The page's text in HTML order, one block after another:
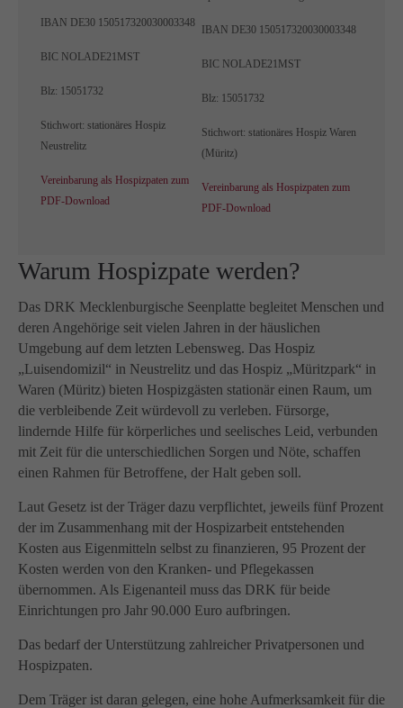
IBAN DE30 150517320030003348
BIC NOLADE21MST
Blz: 15051732
Stichwort: stationäres Hospiz
Neustrelitz
Vereinbarung als Hospizpaten zum
PDF-Download
IBAN DE30 150517320030003348
BIC NOLADE21MST
Blz: 15051732
Stichwort: stationäres Hospiz Waren
(Müritz)
Vereinbarung als Hospizpaten zum
PDF-Download
Warum Hospizpate werden?
Das DRK Mecklenburgische Seenplatte begleitet Menschen und
deren Angehörige seit vielen Jahren in der häuslichen
Umgebung auf dem letzten Lebensweg. Das Hospiz
„Luisendomizil“ in Neustrelitz und das Hospiz „Müritzpark“ in
Waren (Müritz) bieten Hospizgästen stationär einen Raum, um
die verbleibende Zeit würdevoll zu verleben. Fürsorge,
lindernde Hilfe für körperliches und seelisches Leid, verbunden
mit Zeit für die unterschiedlichen Sorgen und Nöte, schaffen
einen Rahmen für Betroffene, der Halt geben soll.
Laut Gesetz ist der Träger dazu verpflichtet, jeweils fünf Prozent
der im Zusammenhang mit der Hospizarbeit entstehenden
Kosten aus Eigenmitteln selbst zu finanzieren, 95 Prozent der
Kosten werden von den Kranken- und Pflegekassen
übernommen. Als Eigenanteil muss das DRK für beide
Einrichtungen pro Jahr 90.000 Euro aufbringen.
Das bedarf der Unterstützung zahlreicher Privatpersonen und
Hospizpaten.
Dem Träger ist daran gelegen, eine hohe Aufmerksamkeit für die